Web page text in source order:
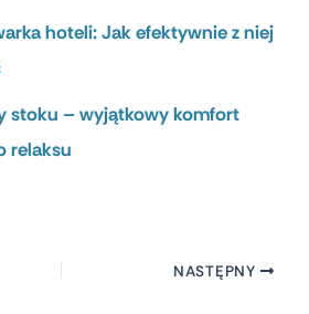
hoteli: Jak efektywnie z niej
stoku – wyjątkowy komfort
relaksu
NASTĘPNY